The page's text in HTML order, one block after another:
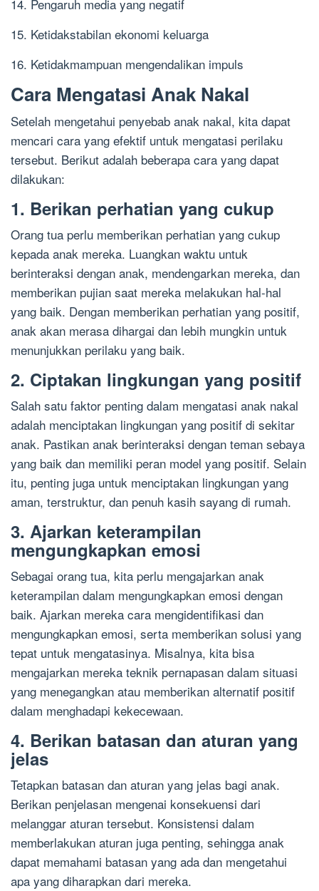
14. Pengaruh media yang negatif
15. Ketidakstabilan ekonomi keluarga
16. Ketidakmampuan mengendalikan impuls
Cara Mengatasi Anak Nakal
Setelah mengetahui penyebab anak nakal, kita dapat
mencari cara yang efektif untuk mengatasi perilaku
tersebut. Berikut adalah beberapa cara yang dapat
dilakukan:
1. Berikan perhatian yang cukup
Orang tua perlu memberikan perhatian yang cukup
kepada anak mereka. Luangkan waktu untuk
berinteraksi dengan anak, mendengarkan mereka, dan
memberikan pujian saat mereka melakukan hal-hal
yang baik. Dengan memberikan perhatian yang positif,
anak akan merasa dihargai dan lebih mungkin untuk
menunjukkan perilaku yang baik.
2. Ciptakan lingkungan yang positif
Salah satu faktor penting dalam mengatasi anak nakal
adalah menciptakan lingkungan yang positif di sekitar
anak. Pastikan anak berinteraksi dengan teman sebaya
yang baik dan memiliki peran model yang positif. Selain
itu, penting juga untuk menciptakan lingkungan yang
aman, terstruktur, dan penuh kasih sayang di rumah.
3. Ajarkan keterampilan
mengungkapkan emosi
Sebagai orang tua, kita perlu mengajarkan anak
keterampilan dalam mengungkapkan emosi dengan
baik. Ajarkan mereka cara mengidentifikasi dan
mengungkapkan emosi, serta memberikan solusi yang
tepat untuk mengatasinya. Misalnya, kita bisa
mengajarkan mereka teknik pernapasan dalam situasi
yang menegangkan atau memberikan alternatif positif
dalam menghadapi kekecewaan.
4. Berikan batasan dan aturan yang
jelas
Tetapkan batasan dan aturan yang jelas bagi anak.
Berikan penjelasan mengenai konsekuensi dari
melanggar aturan tersebut. Konsistensi dalam
memberlakukan aturan juga penting, sehingga anak
dapat memahami batasan yang ada dan mengetahui
apa yang diharapkan dari mereka.